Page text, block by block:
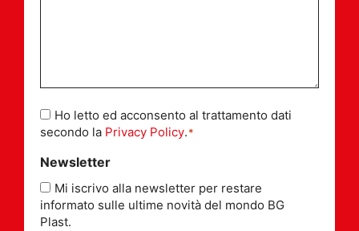
Consenso*
Ho letto ed acconsento al trattamento dati
secondo la Privacy Policy.*
Newsletter
Mi iscrivo alla newsletter per restare
informato sulle ultime novità del mondo BG
Plast.